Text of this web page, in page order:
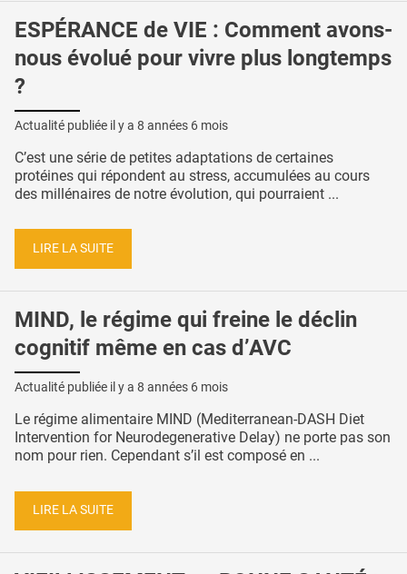
ESPÉRANCE de VIE : Comment avons-
nous évolué pour vivre plus longtemps
?
Actualité publiée il y a 8 années 6 mois
C’est une série de petites adaptations de certaines
protéines qui répondent au stress, accumulées au cours
des millénaires de notre évolution, qui pourraient ...
LIRE LA SUITE
MIND, le régime qui freine le déclin
cognitif même en cas d’AVC
Actualité publiée il y a 8 années 6 mois
Le régime alimentaire MIND (Mediterranean-DASH Diet
Intervention for Neurodegenerative Delay) ne porte pas son
nom pour rien. Cependant s’il est composé en ...
LIRE LA SUITE